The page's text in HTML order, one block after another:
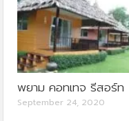
พยาม คอทเทจ รีสอร์ท
September 24, 2020